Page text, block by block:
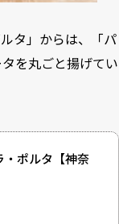
タ」からは、「パ
を丸ごと揚げてい
ポルタ【神奈